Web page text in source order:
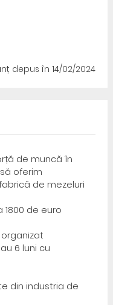
depusîn 14/02/2024
de muncă în
oferim
de mezeluri
de euro
6 luni cu
din industria de